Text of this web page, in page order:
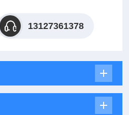
13127361378